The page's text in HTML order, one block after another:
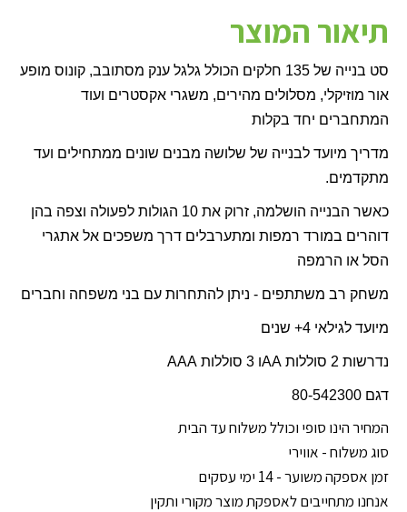
תיאור המוצר
סט בנייה של 135 חלקים הכולל גלגל ענק מסתובב, קונוס מופע
אור מוזיקלי, מסלולים מהירים, משגרי אקסטרים ועוד
המתחברים יחד בקלות
מדריך מיועד לבנייה של שלושה מבנים שונים ממתחילים ועד
מתקדמים.
כאשר הבנייה הושלמה, זרוק את 10 הגולות לפעולה וצפה בהן
דוהרים במורד רמפות ומתערבלים דרך משפכים אל אתגרי
הסל או הרמפה
משחק רב משתתפים - ניתן להתחרות עם בני משפחה וחברים
מיועד לגילאי 4+ שנים
נדרשות 2 סוללות AAו 3 סוללות AAA
דגם 80-542300
המחיר הינו סופי וכולל משלוח עד הבית
סוג משלוח - אווירי
זמן אספקה משוער - 14 ימי עסקים
אנחנו מתחייבים לאספקת מוצר מקורי ותקין